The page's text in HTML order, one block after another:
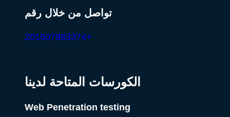
تواصل من خلال رقم
+201507983374
الكورسات المتاحة لدينا
Web Penetration testing